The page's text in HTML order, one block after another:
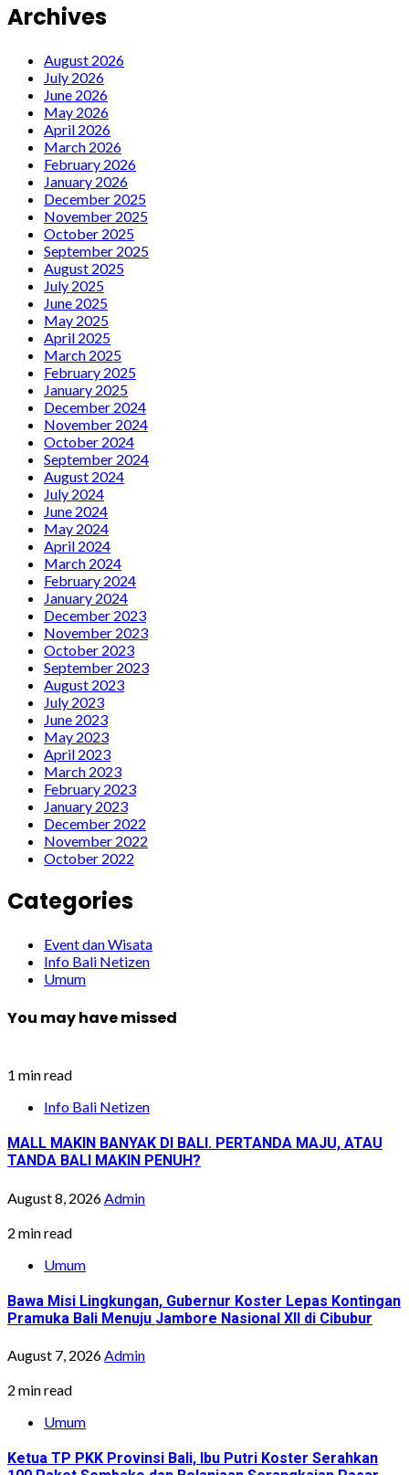
Archives
August 2026
July 2026
June 2026
May 2026
April 2026
March 2026
February 2026
January 2026
December 2025
November 2025
October 2025
September 2025
August 2025
July 2025
June 2025
May 2025
April 2025
March 2025
February 2025
January 2025
December 2024
November 2024
October 2024
September 2024
August 2024
July 2024
June 2024
May 2024
April 2024
March 2024
February 2024
January 2024
December 2023
November 2023
October 2023
September 2023
August 2023
July 2023
June 2023
May 2023
April 2023
March 2023
February 2023
January 2023
December 2022
November 2022
October 2022
Categories
Event dan Wisata
Info Bali Netizen
Umum
You may have missed
1 min read
Info Bali Netizen
MALL MAKIN BANYAK DI BALI. PERTANDA MAJU, ATAU
TANDA BALI MAKIN PENUH?
August 8, 2026 Admin
2 min read
Umum
Bawa Misi Lingkungan, Gubernur Koster Lepas Kontingan
Pramuka Bali Menuju Jambore Nasional XII di Cibubur
August 7, 2026Admin
2 min read
Umum
Ketua TP PKK Provinsi Bali, Ibu Putri Koster Serahkan